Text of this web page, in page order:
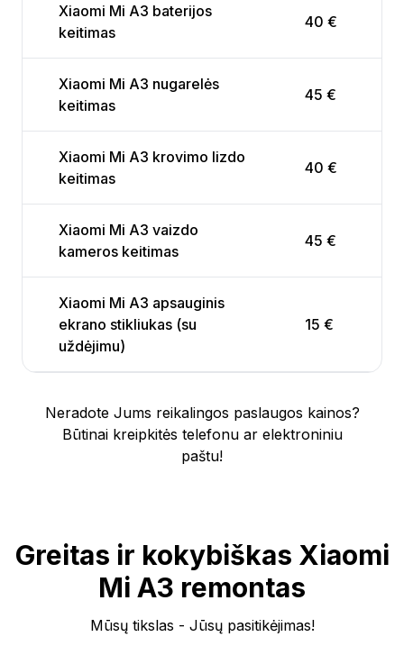
Xiaomi Mi A3 baterijos
keitimas
40 €
Xiaomi Mi A3 nugarelės
keitimas
45 €
Xiaomi Mi A3 krovimo lizdo
keitimas
40 €
Xiaomi Mi A3 vaizdo
kameros keitimas
45 €
Xiaomi Mi A3 apsauginis
ekrano stikliukas (su
uždėjimu)
15 €
Neradote Jums reikalingos paslaugos kainos?
Būtinai kreipkitės telefonu ar elektroniniu
paštu!
Greitas ir kokybiškas Xiaomi
Mi A3 remontas
Mūsų tikslas - Jūsų pasitikėjimas!